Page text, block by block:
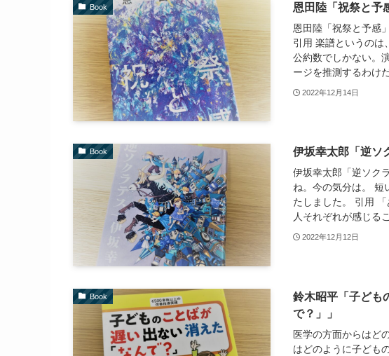
Book 恩田陸「祝祭と予
恩田陸「祝祭と予感
引用 楽譜というのは
公約数でしかない。
ージを推測するわけ
2022年12月14日
Book 伊坂幸太郎「逆ソ
伊坂幸太郎「逆ソク
ね。今の気分は。 短
たしました。 引用
人それぞれが感じる
2022年12月12日
Book
鈴木昭平「子ど
で？」」
医学の方面からはど
はどのように子ども